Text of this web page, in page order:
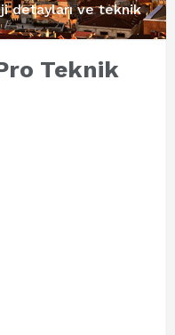
detayları ve teknik
Teknik